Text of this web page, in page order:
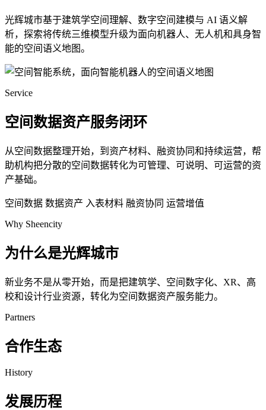
光辉城市基于建筑学空间理解、数字空间建模与 AI 语义解
析，探索将传统三维模型升级为面向机器人、无人机和具身智
能的空间语义地图。
Service
空间数据资产服务闭环
从空间数据整理开始，到资产材料、融资协同和持续运营，帮
助机构把分散的空间数据转化为可管理、可说明、可运营的资
产基础。
空间数据 数据资产 入表材料 融资协同 运营增值
Why Sheencity
为什么是光辉城市
新业务不是从零开始，而是把建筑学、空间数字化、XR、高
校和设计行业资源，转化为空间数据资产服务能力。
Partners
合作生态
History
发展历程